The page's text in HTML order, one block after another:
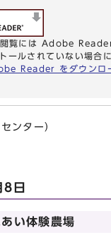
閲覧には Adobe
ールされていない場合に
Reader をダウンロ
ンター）
日
い体験農場